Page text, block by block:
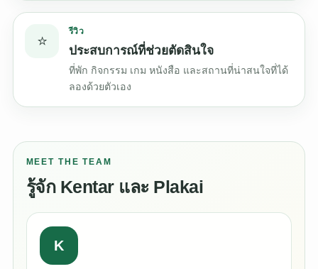
⭐
รีวิว
ประสบการณ์ที่ช่วยตัดสินใจ
ที่พัก กิจกรรม เกม หนังสือ และสถานที่น่าสนใจที่ได้
ลองด้วยตัวเอง
MEET THE TEAM
รู้จัก Kentar และ Plakai
K